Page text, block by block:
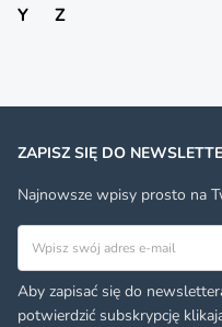
Y
Z
ZAPISZ SIĘ DO
Najnowsze wpisy prosto na
Adres email
Aby zapisać się do
potwierdzić subskrypcję